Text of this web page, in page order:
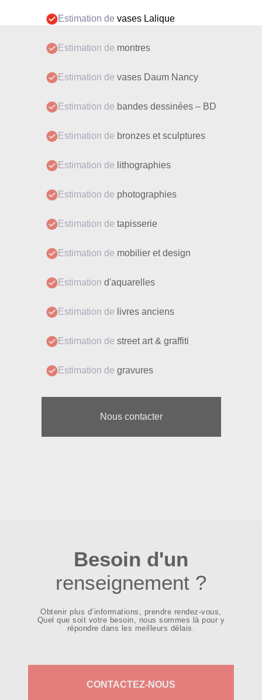
Estimation de vases Lalique
Estimation de montres
Estimation de vases Daum Nancy
Estimation de bandes dessinées – BD
Estimation de bronzes et sculptures
Estimation de lithographies
Estimation de photographies
Estimation de tapisserie
Estimation de mobilier et design
Estimation d'aquarelles
Estimation de livres anciens
Estimation de street art & graffiti
Estimation de gravures
Nous contacter
Besoin d'un
renseignement ?
Obtenir plus d’informations, prendre rendez-vous,
Quel que soit votre besoin, nous sommes là pour y
répondre dans les meilleurs délais.
CONTACTEZ-NOUS